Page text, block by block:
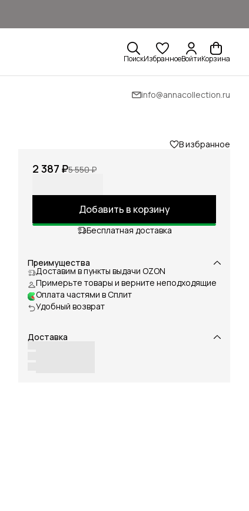
ПоискИзбранноеВойтиКорзина
info@annacollection.ru
В избранное
2 387 ₽5 550 ₽
Добавить в корзину
Бесплатная доставка
Преимущества
Доставим в пункты выдачи OZON
Примерьте товары и верните неподходящие
Оплата частями в Сплит
Удобный возврат
Доставка